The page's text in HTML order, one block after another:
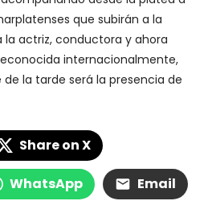
que subirán a la
la actriz, conductora y ahora
internacionalmente,
de la tarde será la presencia de
Share on X
WhatsApp Email